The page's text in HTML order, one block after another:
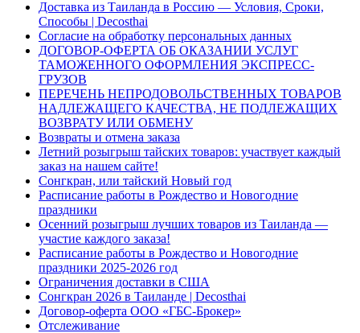
Доставка из Таиланда в Россию — Условия, Сроки,
Способы | Decosthai
Согласие на обработку персональных данных
ДОГОВОР-ОФЕРТА ОБ ОКАЗАНИИ УСЛУГ
ТАМОЖЕННОГО ОФОРМЛЕНИЯ ЭКСПРЕСС-
ГРУЗОВ
ПЕРЕЧЕНЬ НЕПРОДОВОЛЬСТВЕННЫХ ТОВАРОВ
НАДЛЕЖАЩЕГО КАЧЕСТВА, НЕ ПОДЛЕЖАЩИХ
ВОЗВРАТУ ИЛИ ОБМЕНУ
Возвраты и отмена заказа
Летний розыгрыш тайских товаров: участвует каждый
заказ на нашем сайте!
Сонгкран, или тайский Новый год
Расписание работы в Рождество и Новогодние
праздники
Осенний розыгрыш лучших товаров из Таиланда —
участие каждого заказа!
Расписание работы в Рождество и Новогодние
праздники 2025-2026 год
Ограничения доставки в США
Сонгкран 2026 в Таиланде | Decosthai
Договор-оферта ООО «ГБС-Брокер»
Отслеживание